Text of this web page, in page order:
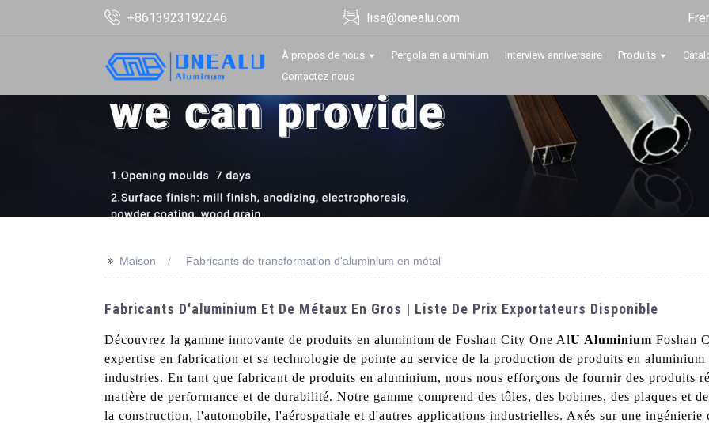
+8613923192246 lisa@onealu.com
À propos de nous Pergola en aluminium Interview anniversaire Produits
Contactez-nous
>> Maison Fabricants de transformation d'aluminium en métal
Fabricants D'aluminium Et De Métaux En Gros | Liste De Prix Exportateurs Disponible
Découvrez la gamme innovante de produits en aluminium de Foshan City One AlU Aluminium Foshan
expertise en fabrication et sa technologie de pointe au service de la production de produits en aluminium
industries. En tant que fabricant de produits en aluminium, nous nous efforçons de fournir des produits
matière de performance et de durabilité. Notre gamme comprend des tôles, des bobines, des plaques et
la construction, l'automobile, l'aérospatiale et d'autres applications industrielles. Axés sur une